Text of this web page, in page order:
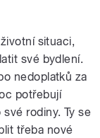
situaci,
své bydlení.
nedoplatků za
potřebují
rodiny. Ty se
třeba nové